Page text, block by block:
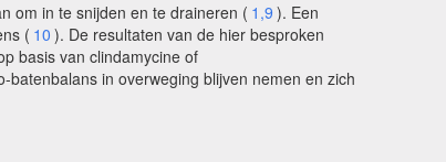
om in te snijden en te draineren ( 1,9 ). Een
( 10 ). De resultaten van de hier besproken
basis van clindamycine of
in overweging blijven nemen en zich